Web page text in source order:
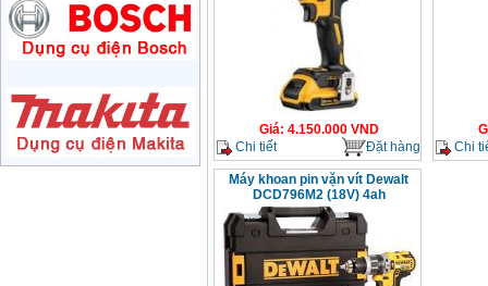
Máy Khoan Bosch
GSB 16RE (750W)
Bộ máy khoan Bosch
GSB 13RE hộp nhựa
100 chi tiết
Giá: 4.150.000VND
Chi tiết
Đặt hàng
Chi
Máy khoan pin vặn vít Dewalt
DCD796M2 (18V) 4ah